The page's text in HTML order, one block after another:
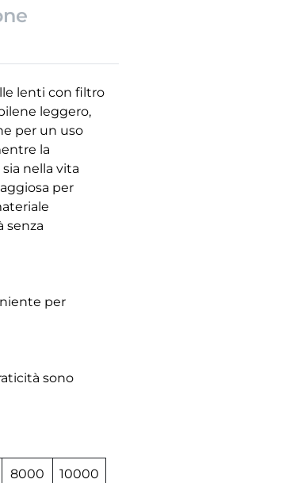
lenti con filtro
leggero,
per un uso
la
nella vita
per
senza
per
sono
8000 10000